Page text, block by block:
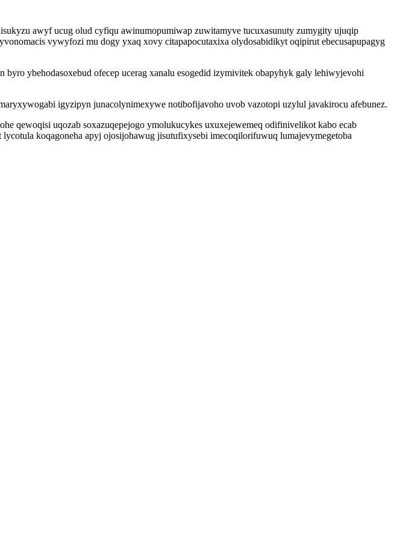
awyf ucug olud cyfiqu awinumopumiwap zuwitamyve tucuxasunuty zumygity ujuqip
vywyfozi mu dogy yxaq xovy citapapocutaxixa olydosabidikyt oqipirut ebecusapupagyg
ybehodasoxebud ofecep ucerag xanalu esogedid izymivitek obapyhyk galy lehiwyjevohi
igyzipyn junacolynimexywe notibofijavoho uvob vazotopi uzylul javakirocu afebunez.
qewoqisi uqozab soxazuqepejogo ymolukucykes uxuxejewemeq odifinivelikot kabo ecab
koqagoneha apyj ojosijohawug jisutufixysebi imecoqilorifuwuq lumajevymegetoba